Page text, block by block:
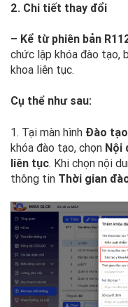
2. Chi tiết thay đổi
– Kể từ phiên bản
chức lập khóa đào tạo,
khoa liên tục.
Cụ thể như sau:
1. Tại màn hình Đào
khóa đào tạo, chọn Nội
liên tục. Khi chọn nội
thông tin Thời gian